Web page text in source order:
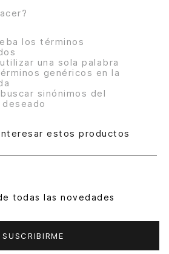
los términos
una sola palabra
genéricos en la
sinónimos del
estos productos
todas las novedades
SUSCRIBIRME